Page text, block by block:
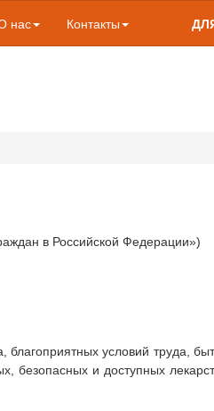
нас Контакты
в Российской Федерации»)
условий труда,
безопасных и доступных